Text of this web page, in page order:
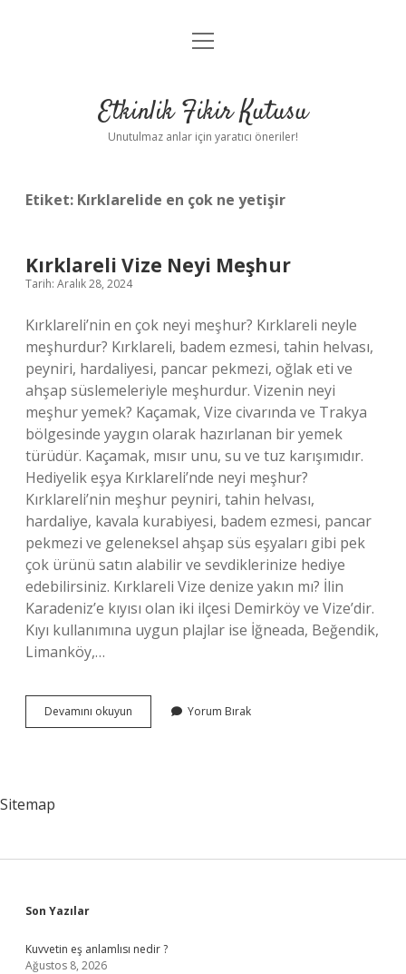
Anasayfa
Yasal Uyarı
menüyü
Etkinlik Fikir Kutusu
Unutulmaz anlar için yaratıcı öneriler!
Etiket: Kırklarelide en çok ne yetişir
Kırklareli Vize Neyi Meşhur
Tarih: Aralık 28, 2024
Kırklareli’nin en çok neyi meşhur? Kırklareli neyle
meşhurdur? Kırklareli, badem ezmesi, tahin helvası,
peyniri, hardaliyesi, pancar pekmezi, oğlak eti ve
ahşap süslemeleriyle meşhurdur. Vizenin neyi
meşhur yemek? Kaçamak, Vize civarında ve Trakya
bölgesinde yaygın olarak hazırlanan bir yemek
türüdür. Kaçamak, mısır unu, su ve tuz karışımıdır.
Hediyelik eşya Kırklareli’nde neyi meşhur?
Kırklareli’nin meşhur peyniri, tahin helvası,
hardaliye, kavala kurabiyesi, badem ezmesi, pancar
pekmezi ve geleneksel ahşap süs eşyaları gibi pek
çok ürünü satın alabilir ve sevdiklerinize hediye
edebilirsiniz. Kırklareli Vize denize yakın mı? İlin
Karadeniz’e kıyısı olan iki ilçesi Demirköy ve Vize’dir.
Kıyı kullanımına uygun plajlar ise İğneada, Beğendik,
Limanköy,…
Devamını okuyun Kırklareli
Vize
Yorum Bırak
Sitemap
Sidebar
Son Yazılar
Kuvvetin eş anlamlısı nedir ?
Ağustos 8, 2026